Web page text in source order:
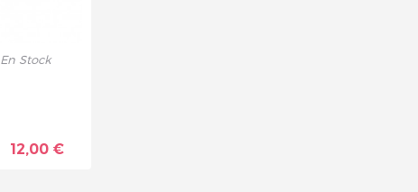
En Stock
12,00 €